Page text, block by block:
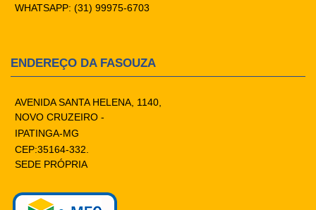
WHATSAPP: (31) 99975-6703
ENDEREÇO DA FASOUZA
AVENIDA SANTA HELENA, 1140,
NOVO CRUZEIRO -
IPATINGA-MG
CEP:35164-332.
SEDE PRÓPRIA